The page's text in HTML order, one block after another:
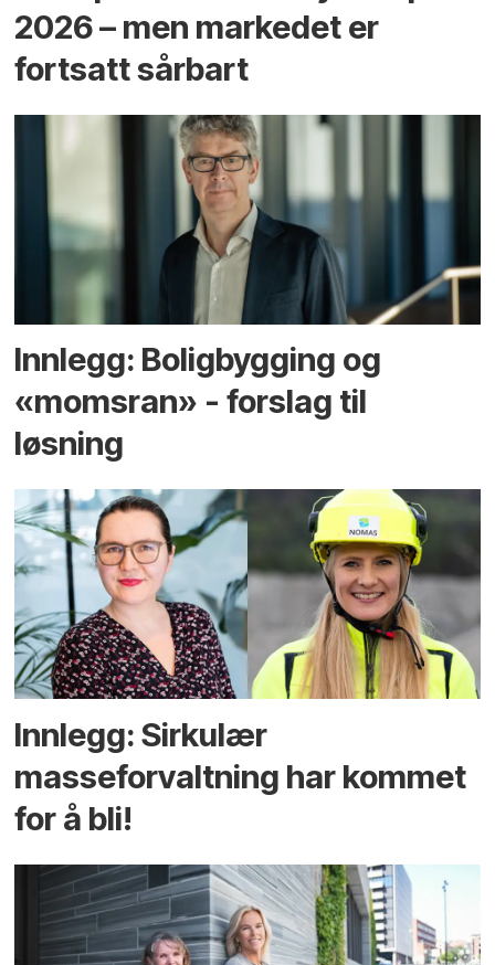
2026 – men markedet er
fortsatt sårbart
Innlegg: Boligbygging og
«momsran» - forslag til
løsning
Innlegg: Sirkulær
masseforvaltning har kommet
for å bli!